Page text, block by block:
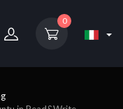
0